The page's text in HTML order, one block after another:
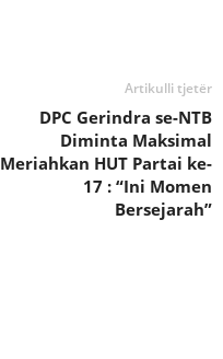
Artikulli tjetër
DPC Gerindra se-NTB
Diminta Maksimal
Meriahkan HUT Partai ke-
17 : “Ini Momen
Bersejarah”